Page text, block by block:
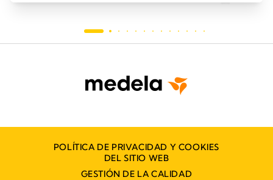
POLÍTICA DE PRIVACIDAD Y COOKIES
DEL SITIO WEB
GESTIÓN DE LA CALIDAD